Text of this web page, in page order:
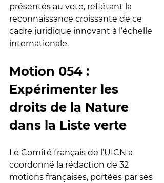
présentés au vote, reflétant la
reconnaissance croissante de ce
cadre juridique innovant à l’échelle
internationale.
Motion 054 :
Expérimenter les
droits de la Nature
dans la Liste verte
Le Comité français de l’UICN a
coordonné la rédaction de 32
motions françaises, portées par ses